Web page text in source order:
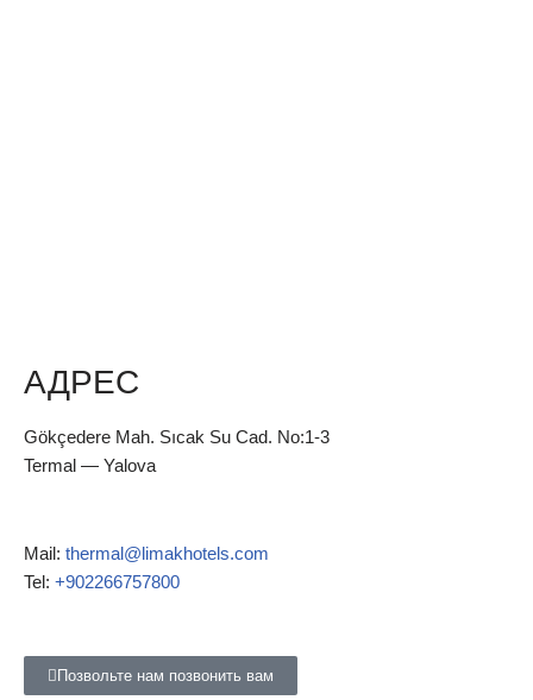
АДРЕС
Gökçedere Mah. Sıcak Su Cad. No:1-3
Termal — Yalova
Mail: thermal@limakhotels.com
Tel: +902266757800
Позвольте нам позвонить вам